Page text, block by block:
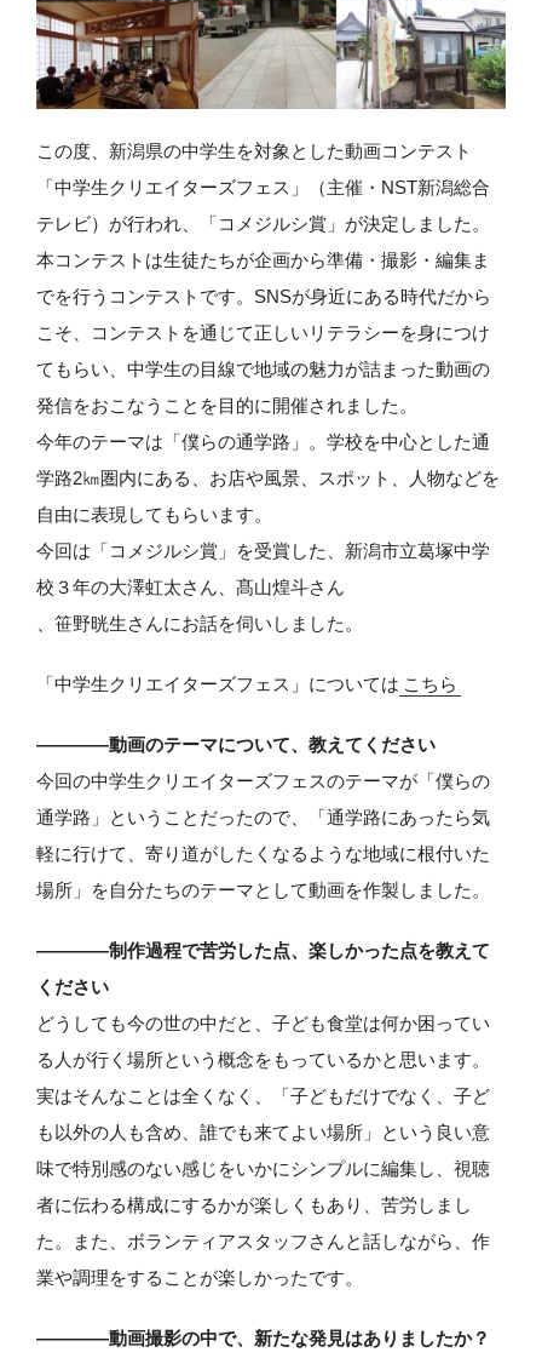
この度、新潟県の中学生を対象とした動画コンテスト
「中学生クリエイターズフェス」（主催・NST新潟総合
テレビ）が行われ、「コメジルシ賞」が決定しました。
本コンテストは生徒たちが企画から準備・撮影・編集ま
でを行うコンテストです。SNSが身近にある時代だから
こそ、コンテストを通じて正しいリテラシーを身につけ
てもらい、中学生の目線で地域の魅力が詰まった動画の
発信をおこなうことを目的に開催されました。
今年のテーマは「僕らの通学路」。学校を中心とした通
学路2㎞圏内にある、お店や風景、スポット、人物などを
自由に表現してもらいます。
今回は「コメジルシ賞」を受賞した、新潟市立葛塚中学
校３年の大澤虹太さん、髙山煌斗さん
、笹野晄生さんにお話を伺いしました。
「中学生クリエイターズフェス」については こちら
――――動画のテーマについて、教えてください
今回の中学生クリエイターズフェスのテーマが「僕らの
通学路」ということだったので、「通学路にあったら気
軽に行けて、寄り道がしたくなるような地域に根付いた
場所」を自分たちのテーマとして動画を作製しました。
――――制作過程で苦労した点、楽しかった点を教えて
ください
どうしても今の世の中だと、子ども食堂は何か困ってい
る人が行く場所という概念をもっているかと思います。
実はそんなことは全くなく、「子どもだけでなく、子ど
も以外の人も含め、誰でも来てよい場所」という良い意
味で特別感のない感じをいかにシンプルに編集し、視聴
者に伝わる構成にするかが楽しくもあり、苦労しまし
た。また、ボランティアスタッフさんと話しながら、作
業や調理をすることが楽しかったです。
――――動画撮影の中で、新たな発見はありましたか？